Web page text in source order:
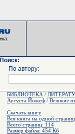
Поиск:
По автору:
БИБЛИОТЕКА /
Аугуста Йожеф/ Великие
Скачать книгу
Вся книга на одной
Всего страниц: 114
Размер файла: 454 Кб